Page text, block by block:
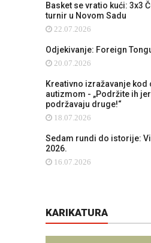
Basket se vratio kući: 3x3
turnir u Novom Sadu
22.07.2026
Odjekivanje: Foreign
20.07.2026
Kreativno izražavanje kod
autizmom - „Podržite ih
podržavaju druge!“
18.07.2026
Sedam rundi do istorije:
2026.
16.07.2026
KARIKATURA